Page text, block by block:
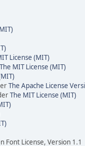
License (MIT)
The MIT License (MIT)
The Apache License
The MIT License (MIT)
Font License, Version 1.1